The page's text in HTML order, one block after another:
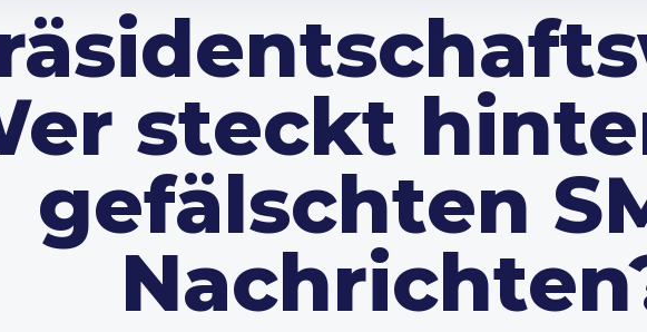
steckt
gefälschten